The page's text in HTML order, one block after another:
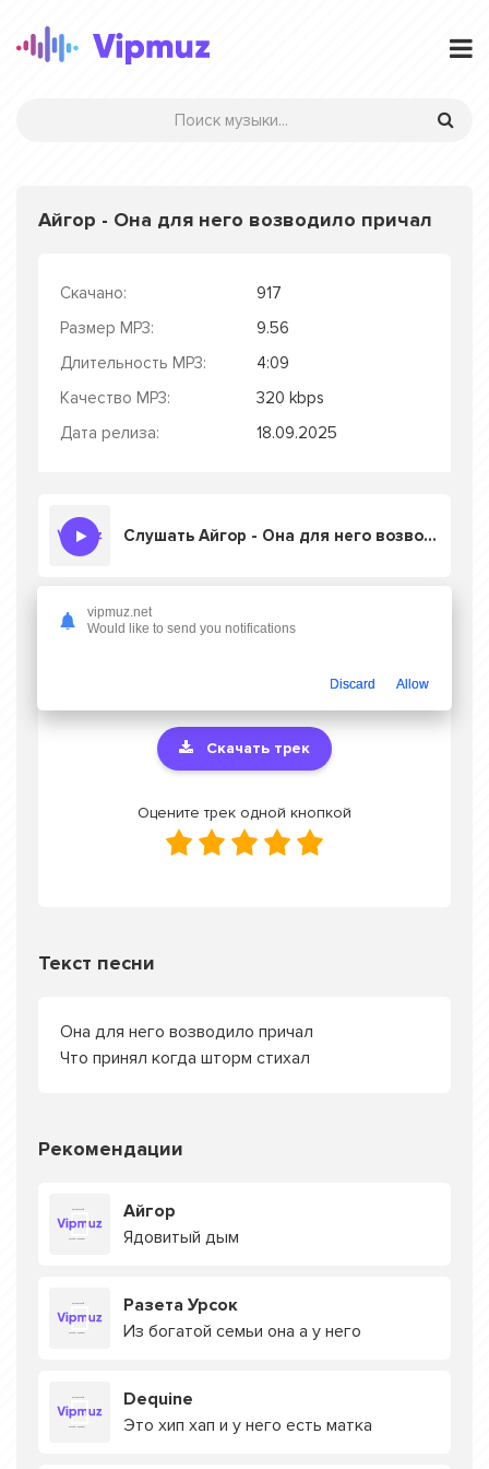
Айгор - Она для него возводило причал
Скачано:
917
Размер MP3:
9.56
Длительность MP3:
4:09
Качество MP3:
320 kbps
Дата релиза:
18.09.2025
Слушать Айгор - Она для него возводило причал
Скачать песню Айгор - Она для него
Скачать трек
Оцените трек одной кнопкой
Текст песни
Она для него возводило причал
Что принял когда шторм стихал
Рекомендации
Айгор
Ядовитый дым
Разета Урсок
Из богатой семьи она а у него
Dequine
Это хип хап и у него есть матка
vipmuz.net
Would like to send you notifications
Discard Allow